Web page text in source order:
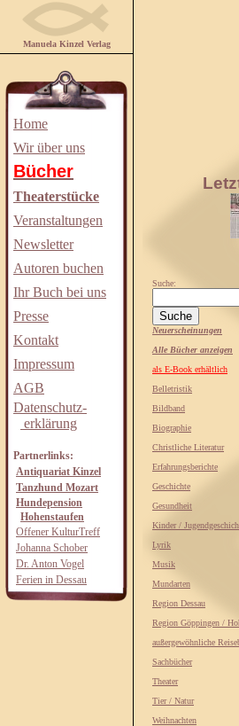
Manuela Kinzel Verlag
Home
Wir über uns
Bücher
Theaterstücke
Veranstaltungen
Newsletter
Autoren buchen
Ihr Buch bei uns
Presse
Kontakt
Impressum
AGB
Datenschutz-
erklärung
Partnerlinks:
Antiquariat Kinzel
Tanzhund Mozart
Hundepension
Hohenstaufen
Offener KulturTreff
Johanna Schober
Dr. Anton Vogel
Ferien in Dessau
Suche:
Neuerscheinungen
Alle Bücher anzeigen
als E-Book erhältlich
Belletristik
Bildband
Biographie
Christliche Literatur
Erfahrungsberichte
Geschichte
Gesundheit
Kinder /
Lyrik
Musik
Mundarten
Region Dessau
Region Göppingen /
außergewöhnliche
Sachbücher
Theater
Tier / Natur
Weihnachten